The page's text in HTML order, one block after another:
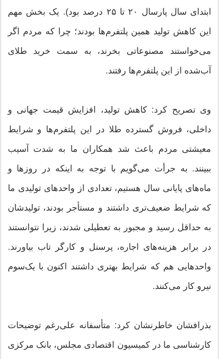
ابتدای سال پارسال ۲۰ تا ۲۵ درصد بود). یک بخش مهم
این کاهش تولید همین پلتفرم‌ها بودند؛ چرا که مردم اگر
می‌خواستند مصنوعاتی بخرند، به سمت خرید طلای
آب‌شده از این پلتفرم‌ها رفتند.
وی تصریح کرد: کاهش تولید، افزایش قیمت جهانی و
داخلی، فروش گسترده طلا در این پلتفرم‌ها و شرایط
معیشتی مردم باعث شد همکاران ما به شدت آسیب
ببینند. به جرأت می‌گویم با توجه به اینکه در روزها و
ماه‌های پایانی سال هستیم، تعدادی از واحدهای تولیدی ما
که شرایط ضعیف‌تری داشتند و مستأجر بودند، تولیدشان
به حداقل رسید و مجبور به تعطیلی شدند، زیرا نتوانستند
در برابر هزینه‌های اجاره، پرسنل و کارگر تاب بیاورند.
واحدهایی هم که شرایط بهتری داشتند اکنون با یک‌سوم
نیرو کار می‌کنند.
بذرافشان خاطرنشان کرد: متأسفانه علی‌رغم توضیحات
کارشناسی ما در کمیسیون اقتصادی مجلس، بانک مرکزی